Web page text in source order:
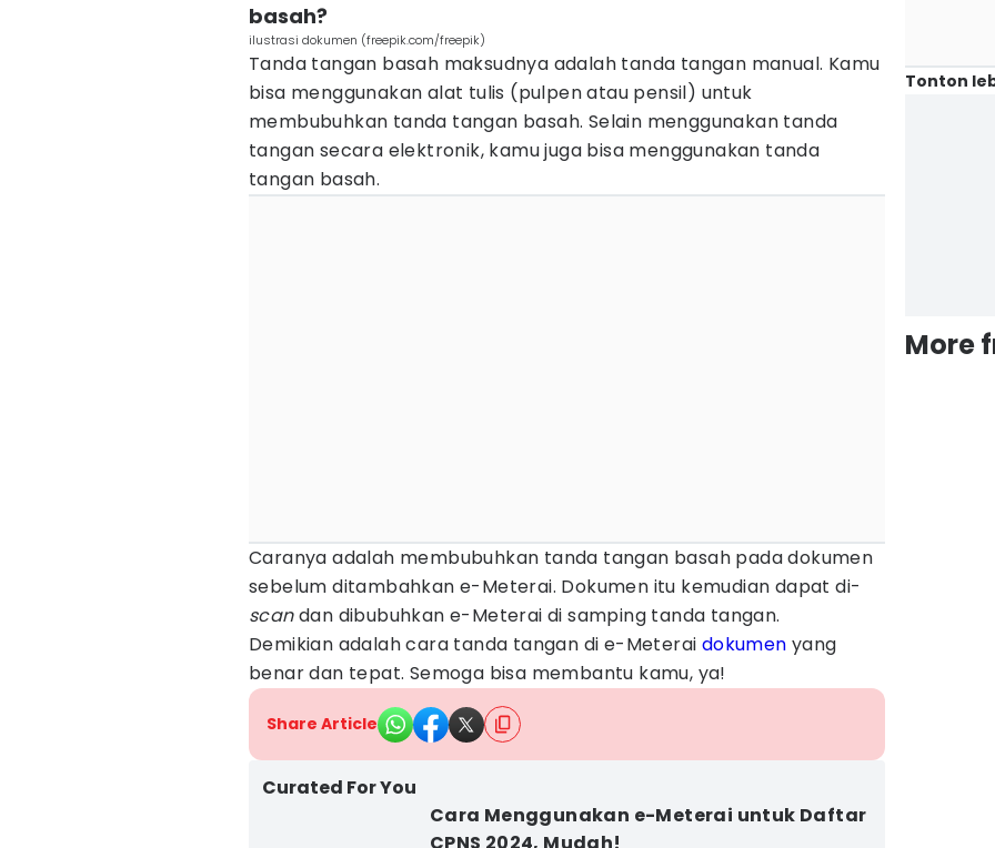
basah?
ilustrasi dokumen (freepik.com/freepik)
Tanda tangan basah maksudnya adalah tanda tangan manual. Kamu
bisa menggunakan alat tulis (pulpen atau pensil) untuk
membubuhkan tanda tangan basah. Selain menggunakan tanda
tangan secara elektronik, kamu juga bisa menggunakan tanda
tangan basah.
Caranya adalah membubuhkan tanda tangan basah pada dokumen
sebelum ditambahkan e-Meterai. Dokumen itu kemudian dapat di-
scandan dibubuhkan e-Meterai di samping tanda tangan.
Demikian adalah cara tanda tangan di e-Meterai dokumen yang
benar dan tepat. Semoga bisa membantu kamu, ya!
Share Article
Curated For You
Cara Menggunakan e-Meterai untuk Daftar
Tonton
More